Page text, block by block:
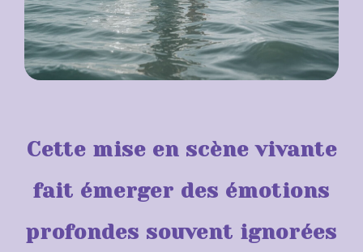
Cette mise en scène vivante
fait émerger des émotions
profondes souvent ignorées